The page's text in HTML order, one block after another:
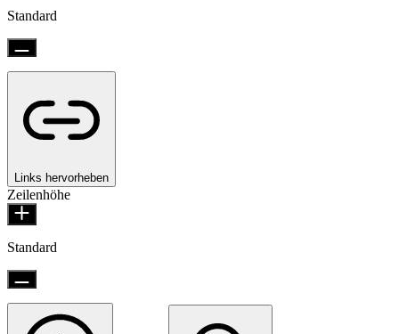
Standard
Links hervorheben
Zeilenhöhe
Standard